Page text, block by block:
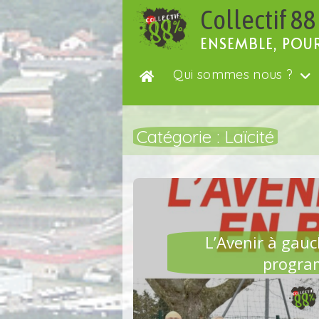
Passer
contenu
Collectif 88
ENSEMBLE,
Qui sommes nous ?
Catégorie : Laïcité
L’Avenir à